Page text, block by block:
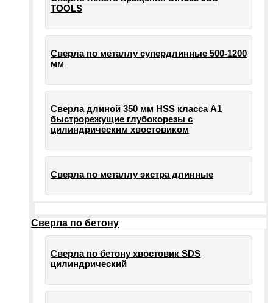
TOOLS
Сверла по металлу супердлинные 500-1200
мм
Сверла длиной 350 мм HSS класса А1
быстрорежущие глубокорезы с
цилиндрическим хвостовиком
Сверла по металлу экстра длинные
Сверла по бетону
Сверла по бетону хвостовик SDS
цилиндрический